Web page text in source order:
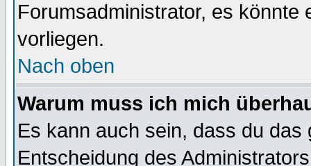
Forumsadministrator, es könnte
vorliegen.
Nach oben
Warum muss ich mich
Es kann auch sein, dass du
Entscheidung des